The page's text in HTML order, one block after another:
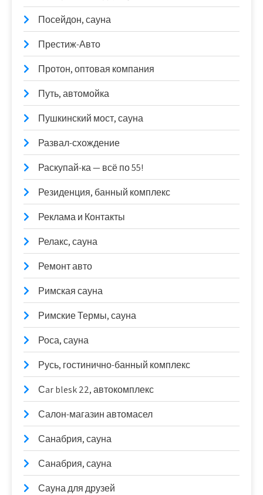
Посейдон, сауна
Престиж-Авто
Протон, оптовая компания
Путь, автомойка
Пушкинский мост, сауна
Развал-схождение
Раскупай-ка — всё по 55!
Резиденция, банный комплекс
Реклама и Контакты
Релакс, сауна
Ремонт авто
Римская сауна
Римские Термы, сауна
Роса, сауна
Русь, гостинично-банный комплекс
Сar blesk 22, автокомплекс
Салон-магазин автомасел
Санабрия, сауна
Санабрия, сауна
Сауна для друзей